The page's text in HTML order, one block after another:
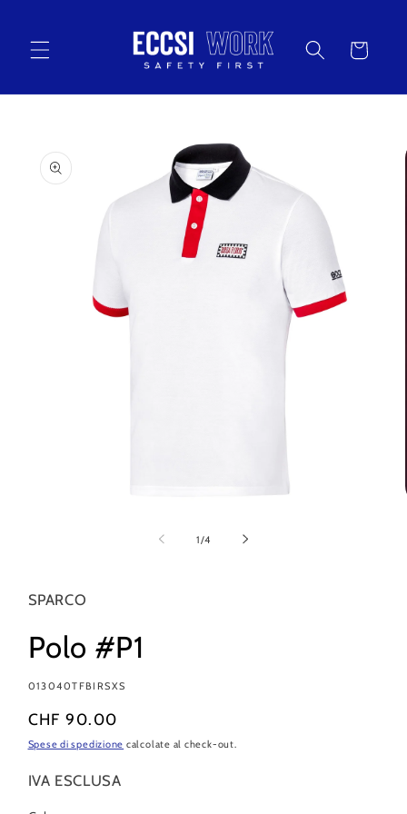
ai contenuti
Carrello
informazioni
sul prodotto
modale
1/su
4
SPARCO
Polo #P1
SKU:
013040TFBIRSXS
Prezzo
di
CHF 90.00
Spese di spedizione calcolate al check-out.
IVA ESCLUSA